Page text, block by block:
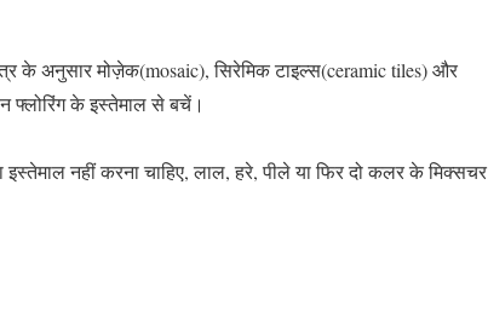
के अनुसार मोज़ेक(mosaic), सिरेमिक टाइल्स(ceramic tiles) और
फ्लोरिंग के इस्तेमाल से बचें।
नहीं करना चाहिए, लाल, हरे, पीले या फिर दो कलर के मिक्सचर